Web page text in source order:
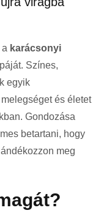
karácsonyi
Színes,
egyik
és életet
Gondozása
betartani, hogy
meg